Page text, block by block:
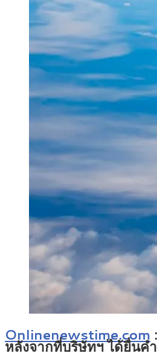
Onlinenewstime.com :
หลังจากที่บริษัทฯ ได้ยื่นค